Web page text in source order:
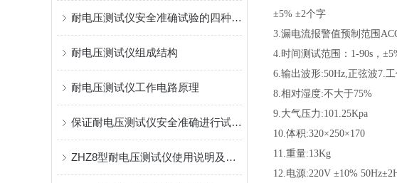
耐电压测试仪安全准确试验的四种方法
耐电压测试仪组成结构
耐电压测试仪工作电路原理
保证耐电压测试仪安全准确进行试验的四种方法
ZHZ8型耐电压测试仪使用说明及操作步骤
±5% ±2个字
3.漏电流报警值预制范围
4.时间测试范围：1-90s，
6.输出波形:50Hz,正弦波7.
8.相对湿度:不大于75%
9.大气压力:101.25Kpa
10.体积:320×250×170
11.重量:13Kg
12.电源:220V ±10%